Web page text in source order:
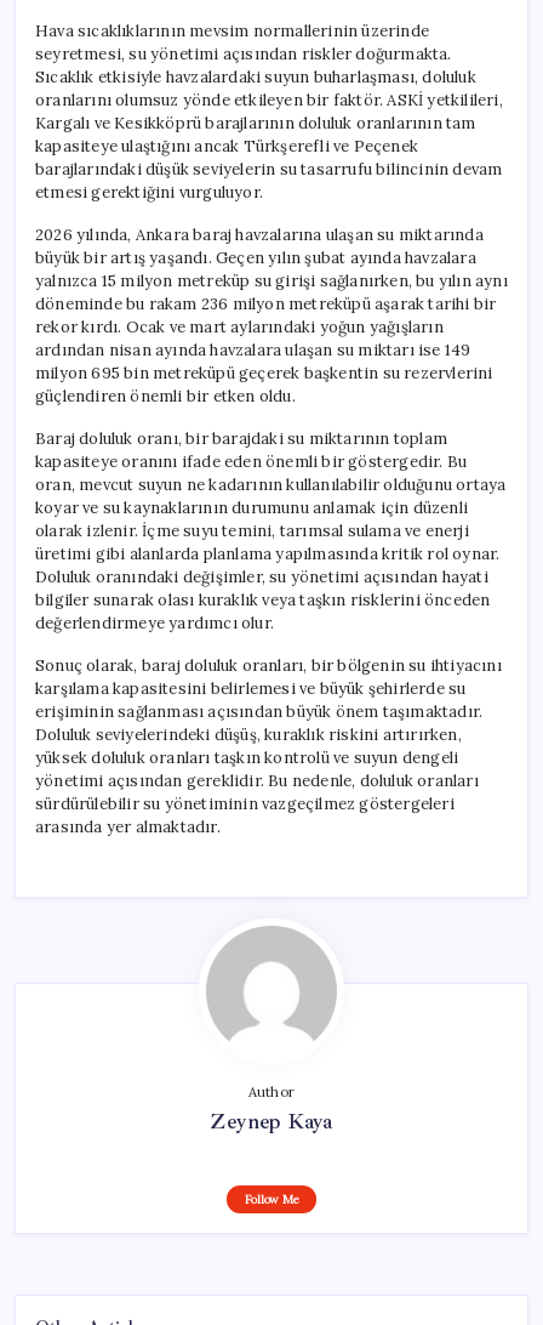
Hava sıcaklıklarının mevsim normallerinin üzerinde
seyretmesi, su yönetimi açısından riskler doğurmakta.
Sıcaklık etkisiyle havzalardaki suyun buharlaşması, doluluk
oranlarını olumsuz yönde etkileyen bir faktör. ASKİ yetkilileri,
Kargalı ve Kesikköprü barajlarının doluluk oranlarının tam
kapasiteye ulaştığını ancak Türkşerefli ve Peçenek
barajlarındaki düşük seviyelerin su tasarrufu bilincinin devam
etmesi gerektiğini vurguluyor.
2026 yılında, Ankara baraj havzalarına ulaşan su miktarında
büyük bir artış yaşandı. Geçen yılın şubat ayında havzalara
yalnızca 15 milyon metreküp su girişi sağlanırken, bu yılın aynı
döneminde bu rakam 236 milyon metreküpü aşarak tarihi bir
rekor kırdı. Ocak ve mart aylarındaki yoğun yağışların
ardından nisan ayında havzalara ulaşan su miktarı ise 149
milyon 695 bin metreküpü geçerek başkentin su rezervlerini
güçlendiren önemli bir etken oldu.
Baraj doluluk oranı, bir barajdaki su miktarının toplam
kapasiteye oranını ifade eden önemli bir göstergedir. Bu
oran, mevcut suyun ne kadarının kullanılabilir olduğunu ortaya
koyar ve su kaynaklarının durumunu anlamak için düzenli
olarak izlenir. İçme suyu temini, tarımsal sulama ve enerji
üretimi gibi alanlarda planlama yapılmasında kritik rol oynar.
Doluluk oranındaki değişimler, su yönetimi açısından hayati
bilgiler sunarak olası kuraklık veya taşkın risklerini önceden
değerlendirmeye yardımcı olur.
Sonuç olarak, baraj doluluk oranları, bir bölgenin su ihtiyacını
karşılama kapasitesini belirlemesi ve büyük şehirlerde su
erişiminin sağlanması açısından büyük önem taşımaktadır.
Doluluk seviyelerindeki düşüş, kuraklık riskini artırırken,
yüksek doluluk oranları taşkın kontrolü ve suyun dengeli
yönetimi açısından gereklidir. Bu nedenle, doluluk oranları
sürdürülebilir su yönetiminin vazgeçilmez göstergeleri
arasında yer almaktadır.
Author
Zeynep Kaya
Follow Me